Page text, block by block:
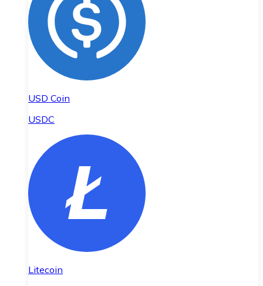
USD Coin
USDC
Litecoin